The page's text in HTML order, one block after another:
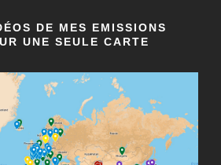
DE MES EMISSIONS
UNE SEULE CARTE